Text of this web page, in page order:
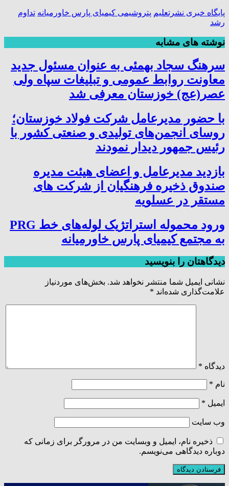
پایگاه خبری نشرتعلیم پتروشیمی کیمیای پارس خاورمیانه تداوم
رشد
نوشته های مشابه
سرهنگ سجاد بهمئی به عنوان مسئول جدید
معاونت روابط عمومی و تبلیغات سپاه ولی
عصر(عج) خوزستان معرفی شد
با حضور مدیرعامل شرکت فولاد خوزستان؛
روسای انجمن‌های تولیدی و صنعتی کشور با
رئیس جمهور دیدار نمودند
بازدید مدیرعامل و اعضای هیئت مدیره
صندوق ذخیره فرهنگیان از شرکت های
مستقر در عسلویه
ورود محموله استراتژیک لوله‌های خط PRG
به مجتمع کیمیای پارس خاورمیانه
دیدگاهتان را بنویسید
نشانی ایمیل شما منتشر نخواهد شد. بخش‌های موردنیاز
علامت‌گذاری شده‌اند *
دیدگاه *
نام *
ایمیل *
وب‌ سایت
ذخیره نام، ایمیل و وبسایت من در مرورگر برای زمانی که
دوباره دیدگاهی می‌نویسم.